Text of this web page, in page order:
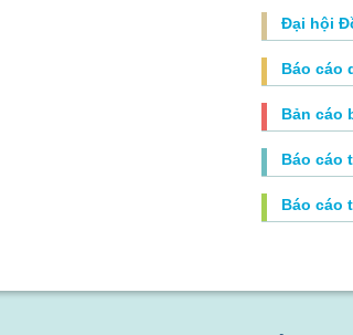
Đại hội
Báo cáo
Bản cáo
Báo cáo
Báo cáo